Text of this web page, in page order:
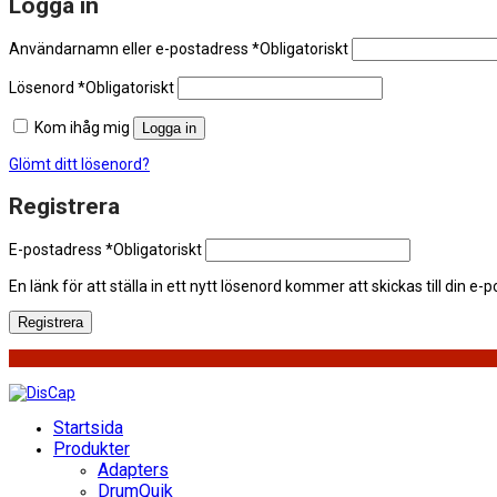
Logga in
Användarnamn eller e-postadress *Obligatoriskt
Lösenord *Obligatoriskt
Kom ihåg mig Logga in
Glömt ditt lösenord?
Registrera
E-postadress *Obligatoriskt
En länk för att ställa in ett nytt lösenord kommer att skickas till din e-
Registrera
Startsida
Produkter
Adapters
DrumQuik